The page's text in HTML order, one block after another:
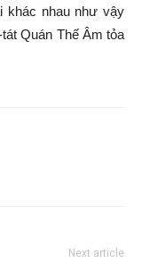
khác nhau như vậy
Quán Thế Âm tỏa
Next article